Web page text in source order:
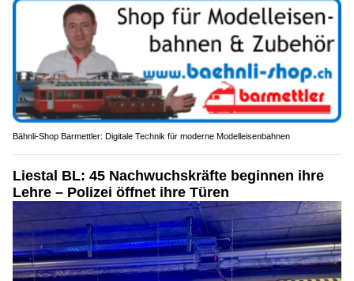
Bähnli-Shop Barmettler: Digitale Technik für moderne Modelleisenbahnen
Liestal BL: 45 Nachwuchskräfte beginnen ihre
Lehre – Polizei öffnet ihre Türen